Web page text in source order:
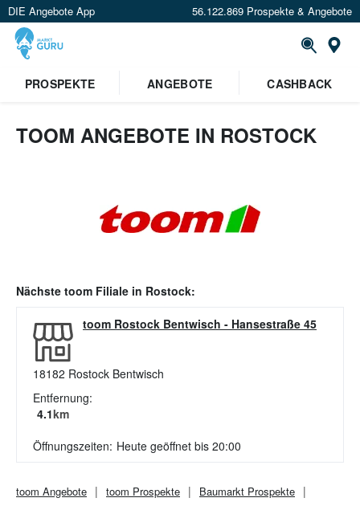
DIE Angebote App 56.122.869 Prospekte & Angebote
PROSPEKTE
ANGEBOTE CASHBACK
TOOM ANGEBOTE IN ROSTOCK
Nächste toom Filiale in Rostock:
toom Rostock Bentwisch - Hansestraße 45
18182 Rostock Bentwisch
Entfernung:
4.1km
Öffnungszeiten: Heute geöffnet bis 20:00
toom Angebote toom Prospekte Baumarkt Prospekte